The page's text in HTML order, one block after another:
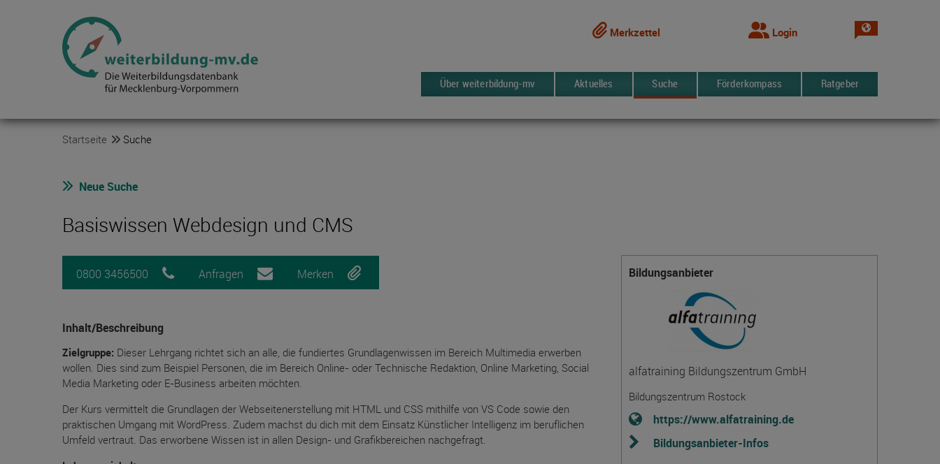
Merkzettel Login Sprache
Über weiterbildung-mv Aktuelles Suche Förderkompass Ratgeber
Startseite Suche
Neue Suche
Basiswissen Webdesign und CMS
0800 3456500 Anfragen Merken
Inhalt/Beschreibung
Zielgruppe: Dieser Lehrgang richtet sich an alle, die fundiertes Grundlagenwissen im Bereich Multimedia erwerben
wollen. Dies sind zum Beispiel Personen, die im Bereich Online- oder Technische Redaktion, Online Marketing, Social
Media Marketing oder E-Business arbeiten möchten.
Der Kurs vermittelt die Grundlagen der Webseitenerstellung mit HTML und CSS mithilfe von VS Code sowie den
praktischen Umgang mit WordPress. Zudem machst du dich mit dem Einsatz Künstlicher Intelligenz im beruflichen
Umfeld vertraut. Das erworbene Wissen ist in allen Design- und Grafikbereichen nachgefragt.
Bildungsanbieter
alfatraining Bildungszentrum GmbH
Bildungszentrum Rostock
https://www.alfatraining.de
Bildungsanbieter-Infos